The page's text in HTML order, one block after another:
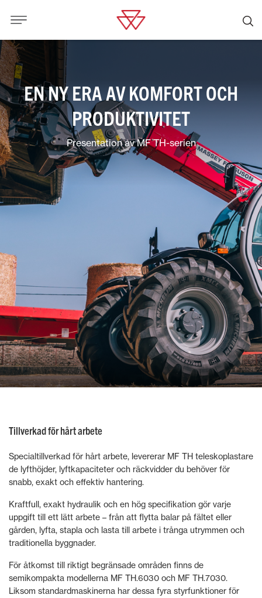
EN NY ERA AV KOMFORT OCH
PRODUKTIVITET
Presentation av MF TH-serien
Tillverkad för hårt arbete
Specialtillverkad för hårt arbete, levererar MF TH teleskoplastare
de lyfthöjder, lyftkapaciteter och räckvidder du behöver för
snabb, exakt och effektiv hantering.
Kraftfull, exakt hydraulik och en hög specifikation gör varje
uppgift till ett lätt arbete – från att flytta balar på fältet eller
gården, lyfta, stapla och lasta till arbete i trånga utrymmen och
traditionella byggnader.
För åtkomst till riktigt begränsade områden finns de
semikompakta modellerna MF TH.6030 och MF TH.7030.
Liksom standardmaskinerna har dessa fyra styrfunktioner för